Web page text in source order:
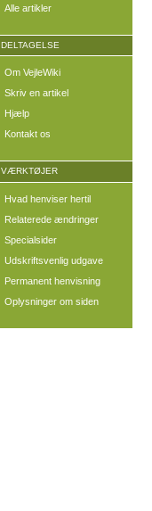
Alle artikler
DELTAGELSE
Om VejleWiki
Skriv en artikel
Hjælp
Kontakt os
VÆRKTØJER
Hvad henviser hertil
Relaterede ændringer
Specialsider
Udskriftsvenlig udgave
Permanent henvisning
Oplysninger om siden